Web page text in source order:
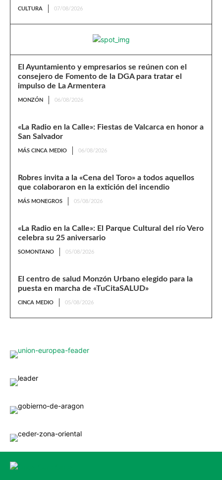
CULTURA 07/08/2026
El Ayuntamiento y empresarios se reúnen con el
consejero de Fomento de la DGA para tratar el
impulso de La Armentera
MONZÓN 06/08/2026
«La Radio en la Calle»: Fiestas de Valcarca en honor a
San Salvador
MÁS CINCA MEDIO 06/08/2026
Robres invita a la «Cena del Toro» a todos aquellos
que colaboraron en la extición del incendio
MÁS MONEGROS 05/08/2026
«La Radio en la Calle»: El Parque Cultural del río Vero
celebra su 25 aniversario
SOMONTANO 05/08/2026
El centro de salud Monzón Urbano elegido para la
puesta en marcha de «TuCitaSALUD»
CINCA MEDIO 05/08/2026